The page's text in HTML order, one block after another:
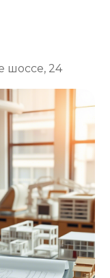
шоссе, 24